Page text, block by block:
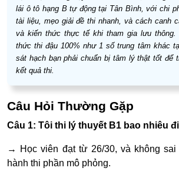
lái ô tô hạng B tự động tại Tân Bình, với chi
tài liệu, mẹo giải đề thi nhanh, và cách canh
và kiến thức thực tế khi tham gia lưu thông.
thức thi đậu 100% như 1 số trung tâm khác
sát hạch bạn phải chuẩn bị tâm lý thật tốt để
kết quả thi.
Câu Hỏi Thường Gặp
Câu 1: Tôi thi lý thuyết B1 bao nhiêu
→ Học viên đạt từ 26/30, và không sai
hành thi phần mô phỏng.